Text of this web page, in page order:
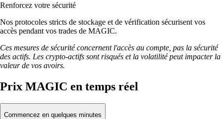
Renforcez votre sécurité
Nos protocoles stricts de stockage et de vérification sécurisent vos
accès pendant vos trades de MAGIC.
Ces mesures de sécurité concernent l'accès au compte, pas la sécurité
des actifs. Les crypto-actifs sont risqués et la volatilité peut impacter la
valeur de vos avoirs.
Prix MAGIC en temps réel
Commencez en quelques minutes